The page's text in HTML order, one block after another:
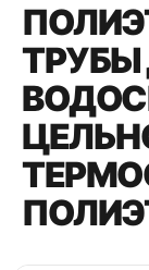
ТРУБЫ